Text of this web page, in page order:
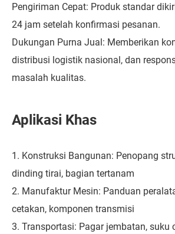
Pengiriman Cepat: Produk standar
24 jam setelah konfirmasi pesanan.
Dukungan Purna Jual: Memberikan
distribusi logistik nasional, dan
masalah kualitas.
Aplikasi Khas
1. Konstruksi Bangunan: Penopang
dinding tirai, bagian tertanam
2. Manufaktur Mesin: Panduan
cetakan, komponen transmisi
3. Transportasi: Pagar jembatan, suku